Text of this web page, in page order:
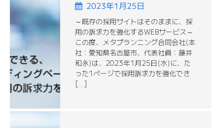
2023年1月25日
～既存の採用サイトはそのままに、採
用の訴求力を強化するWEBサービス～
この度、メタプランニング合同会社(本
社：愛知県名古屋市、代表社員：藤井
和永)は、2023年1月25日(水)に、た
った1ページで採用訴求力を強化でき
[…]